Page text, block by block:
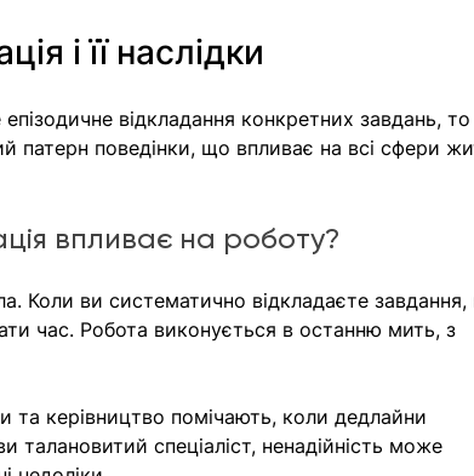
і її наслідки
відкладання конкретних завдань, то
патерн поведінки, що впливає на всі сфери
впливає на роботу?
Коли ви систематично відкладаєте завдання,
час. Робота виконується в останню мить, з
та керівництво помічають, коли дедлайни
талановитий спеціаліст, ненадійність може